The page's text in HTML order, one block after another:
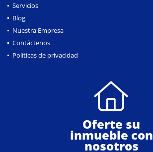
Servicios
Blog
Nuestra Empresa
Contáctenos
Políticas de privacidad
Oferte su
inmueble con
nosotros